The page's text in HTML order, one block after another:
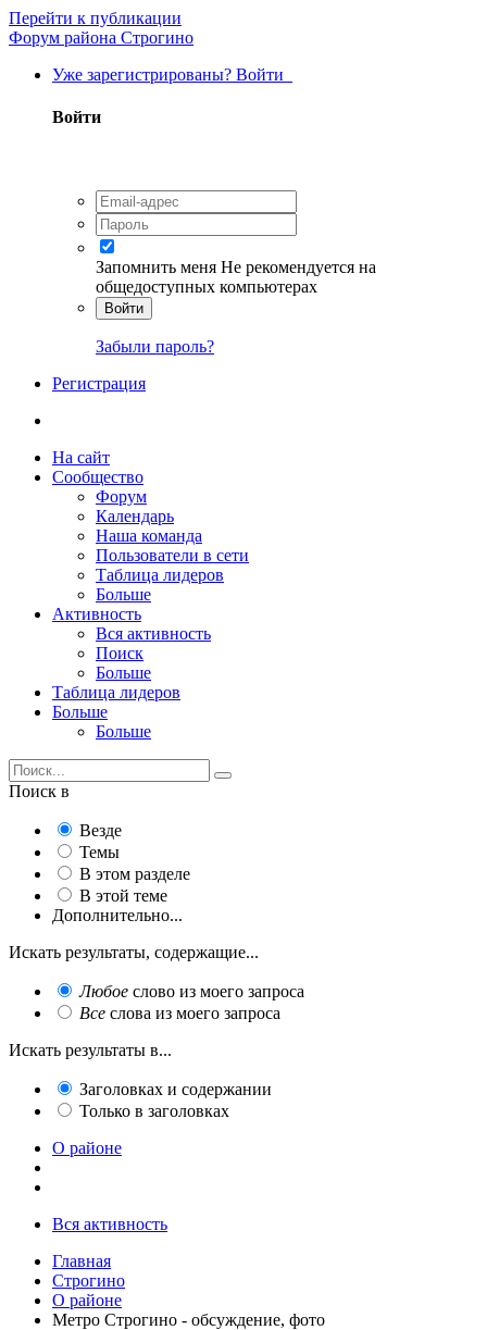
Перейти к публикации
Форум района Строгино
Уже зарегистрированы? Войти
Войти
Запомнить меня Не рекомендуется на
общедоступных компьютерах
Войти
Забыли пароль?
Регистрация
На сайт
Сообщество
Форум
Календарь
Наша команда
Пользователи в сети
Таблица лидеров
Больше
Активность
Вся активность
Поиск
Больше
Таблица лидеров
Больше
Больше
Поиск в
Везде
Темы
В этом разделе
В этой теме
Дополнительно...
Искать результаты, содержащие...
Любое слово из моего запроса
Все слова из моего запроса
Искать результаты в...
Заголовках и содержании
Только в заголовках
О районе
Вся активность
Главная
Строгино
О районе
Метро Строгино - обсуждение, фото